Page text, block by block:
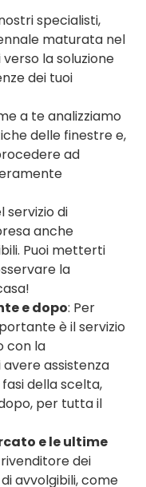
specialisti,
maturata nel
la soluzione
dei tuoi
a te analizziamo
delle finestre e,
ad
servizio di
anche
Puoi metterti
la
e dopo: Per
è il servizio
con la
assistenza
della scelta,
per tutta il
e le ultime
dei
avvolgibili, come